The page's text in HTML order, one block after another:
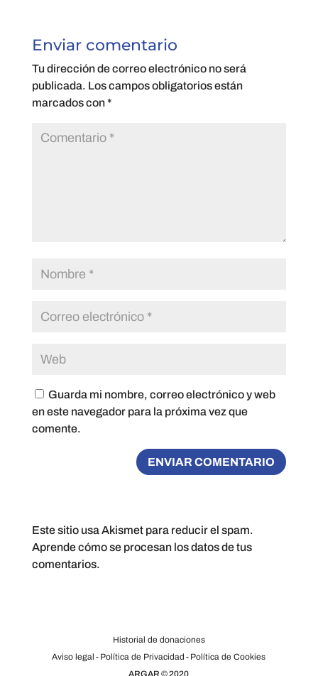
Enviar comentario
Tu dirección de correo electrónico no será
publicada. Los campos obligatorios están
marcados con*
Guarda mi nombre, correo electrónico y web
en este navegador para la próxima vez que
comente.
Este sitio usa Akismet para reducir el spam.
Aprende cómo se procesan los datos de tus
comentarios.
Historial de donaciones
Aviso legal - Política de Privacidad - Política de Cookies
ARGAR © 2020